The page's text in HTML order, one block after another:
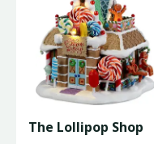
The Lollipop Shop